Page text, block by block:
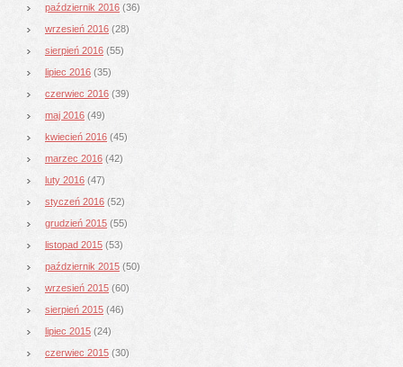
październik 2016 (36)
wrzesień 2016 (28)
sierpień 2016 (55)
lipiec 2016 (35)
czerwiec 2016 (39)
maj 2016 (49)
kwiecień 2016 (45)
marzec 2016 (42)
luty 2016 (47)
styczeń 2016 (52)
grudzień 2015 (55)
listopad 2015 (53)
październik 2015 (50)
wrzesień 2015 (60)
sierpień 2015 (46)
lipiec 2015 (24)
czerwiec 2015 (30)